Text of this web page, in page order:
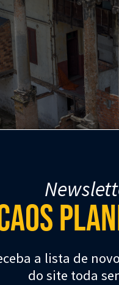
destas construções
artísticas, por
pedreiros
isolados.
a lista de
do site toda